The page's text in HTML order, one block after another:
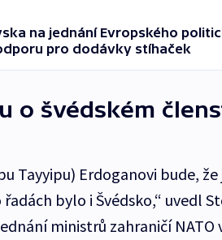
na jednání Evropského
pro dodávky stíhaček
o švédském
Tayyipu) Erdoganovi bude, že
řadách bylo i Švédsko,“ uvedl
ministrů zahraničí NATO